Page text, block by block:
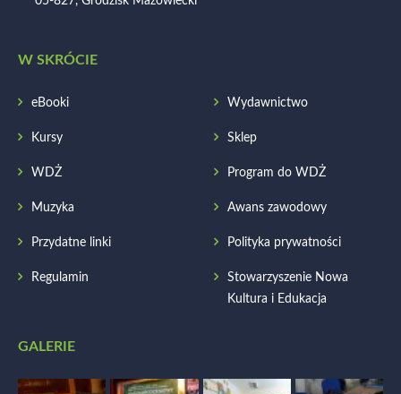
W SKRÓCIE
eBooki Wydawnictwo
Kursy Sklep
WDŻ Program do WDŻ
Muzyka Awans zawodowy
Przydatne linki Polityka prywatności
Regulamin
Stowarzyszenie Nowa
Kultura i Edukacja
GALERIE